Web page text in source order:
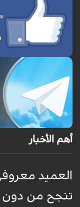
أهم الأخبار
العميد
تنجح من